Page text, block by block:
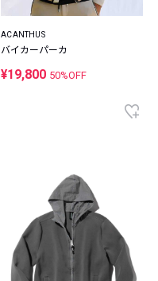
ACANTHUS
バイカーパーカ
¥19,800 50%OFF